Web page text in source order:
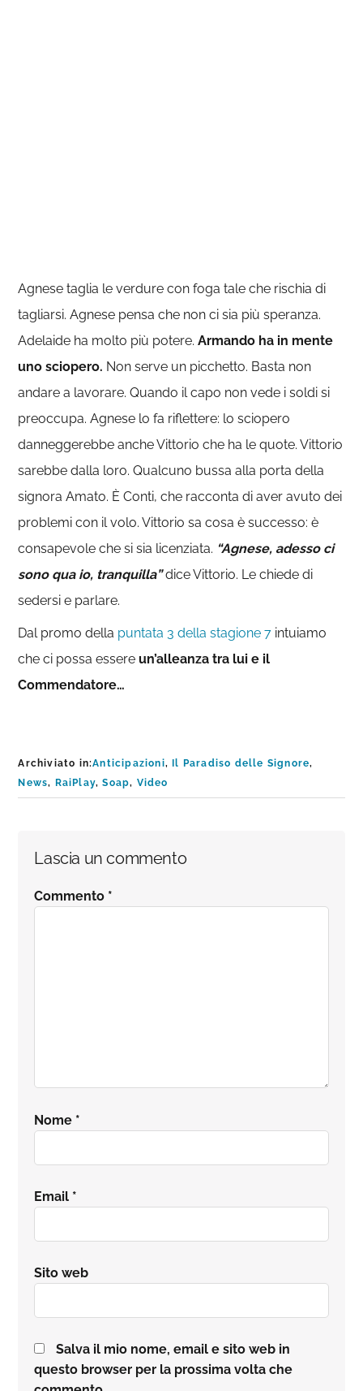
Agnese taglia le verdure con foga tale che rischia di
tagliarsi. Agnese pensa che non ci sia più speranza.
Adelaide ha molto più potere.Armando ha in mente
uno sciopero. Non serve un picchetto. Basta non
andare a lavorare. Quando il capo non vede i soldi si
preoccupa. Agnese lo fa riflettere: lo sciopero
danneggerebbe anche Vittorio che ha le quote. Vittorio
sarebbe dalla loro. Qualcuno bussa alla porta della
signora Amato. È Conti, che racconta di aver avuto dei
problemi con il volo. Vittorio sa cosa è successo: è
consapevole che si sia licenziata. “Agnese, adesso ci
sono qua io, tranquilla”dice Vittorio. Le chiede di
sedersi e parlare.
Dal promo della puntata 3 della stagione 7 intuiamo
che ci possa essereun’alleanza tra lui e il
Commendatore…
Archiviato in:Anticipazioni, Il Paradiso delle Signore,
News, RaiPlay,Soap, Video
Interazioni
del
Lascia un commento
Commento *
Nome *
Email *
Sito web
Salva il mio nome, email e sito web in
questo browser per la prossima volta che